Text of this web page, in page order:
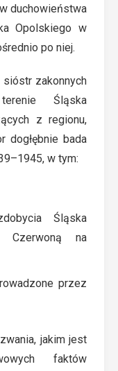
duchowieństwa
Opolskiego w
po niej.
zakonnych
Śląska
z regionu,
dogłębnie bada
w tym:
Śląska
Czerwoną na
przez
jakim jest
faktów